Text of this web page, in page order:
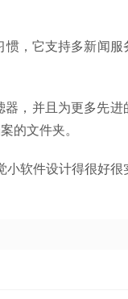
，它支持多新闻服
，并且为更多先进
的文件夹。
软件设计得很好